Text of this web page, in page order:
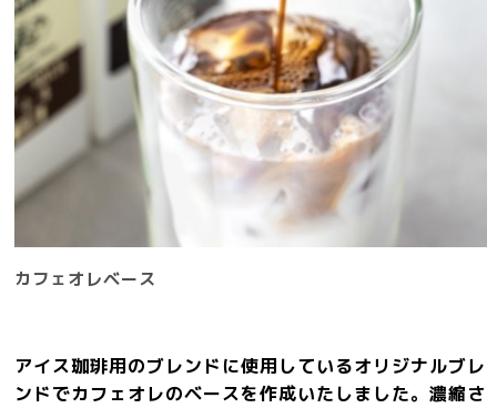
カフェオレベース
アイス珈琲用のブレンドに使用しているオリジナルブレ
ンドでカフェオレのベースを作成いたしました。濃縮さ